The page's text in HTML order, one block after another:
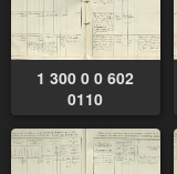
1 300 0 0 602
0110